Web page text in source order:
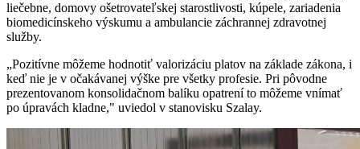
liečebne, domovy ošetrovateľskej starostlivosti, kúpele, zariadenia
biomedicínskeho výskumu a ambulancie záchrannej zdravotnej
služby.
„Pozitívne môžeme hodnotiť valorizáciu platov na základe zákona, i
keď nie je v očakávanej výške pre všetky profesie. Pri pôvodne
prezentovanom konsolidačnom balíku opatrení to môžeme vnímať
po úpravách kladne," uviedol v stanovisku Szalay.